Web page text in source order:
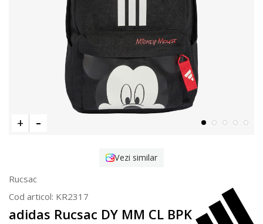
Vezi similar
Rucsac
Cod articol: KR2317
adidas Rucsac DY MM CL BPK